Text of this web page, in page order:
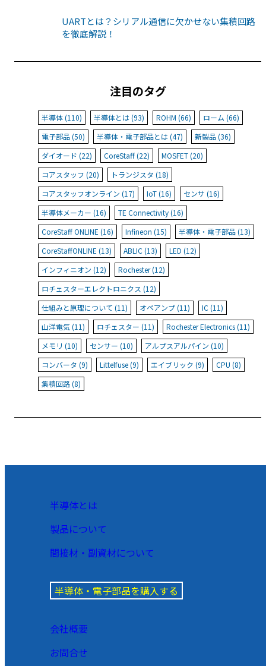
UARTとは？シリアル通信に欠かせない集積回路
を徹底解説！
注目のタグ
半導体 (110) 半導体とは (93) ROHM (66)
ローム (66)
電子部品 (50)
半導体・電子部品とは (47)
新製品 (36)
ダイオード (22)
CoreStaff (22)
MOSFET (20)
コアスタッフ (20)
トランジスタ (18)
コアスタッフオンライン (17)
IoT (16)
センサ (16)
半導体メーカー (16)
TE Connectivity (16)
CoreStaff ONLINE (16)
Infineon (15)
半導体・電子部品 (13)
CoreStaffONLINE (13)
ABLIC (13)
LED (12)
インフィニオン (12)
Rochester (12)
ロチェスターエレクトロニクス (12)
仕組みと原理について (11)
オペアンプ (11)
IC (11)
山洋電気 (11)
ロチェスター (11)
Rochester Electronics (11)
メモリ (10)
センサー (10)
アルプスアルパイン (10)
コンバータ (9)
Littelfuse (9) エイブリック (9)
CPU (8)
集積回路 (8)
半導体とは
製品について
間接材・副資材について
半導体・電子部品を購入する
会社概要
お問合せ